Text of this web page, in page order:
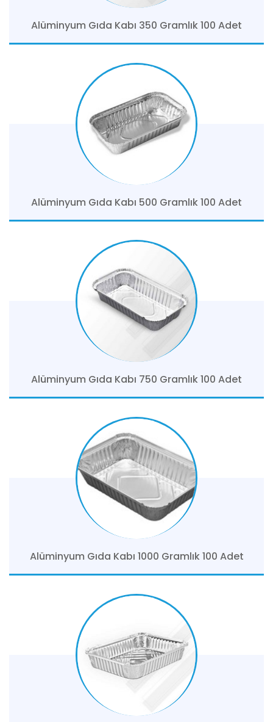
Alüminyum Gıda Kabı 350 Gramlık 100 Adet
Alüminyum Gıda Kabı 500 Gramlık 100 Adet
Alüminyum Gıda Kabı 750 Gramlık 100 Adet
Alüminyum Gıda Kabı 1000 Gramlık 100 Adet